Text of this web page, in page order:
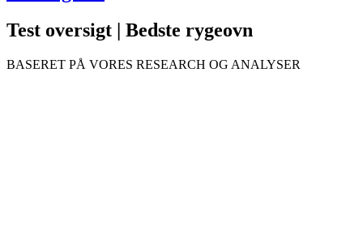
Test oversigt | Bedste rygeovn
BASERET PÅ VORES RESEARCH OG ANALYSER